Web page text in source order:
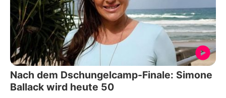
Nach dem Dschungelcamp-Finale: Simone
Ballack wird heute 50